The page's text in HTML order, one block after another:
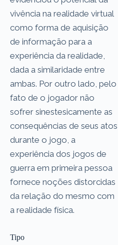
vivência na realidade virtual
como forma de aquisição
de informação para a
experiência da realidade,
dada a similaridade entre
ambas. Por outro lado, pelo
fato de o jogador não
sofrer sinestesicamente as
consequências de seus atos
durante o jogo, a
experiência dos jogos de
guerra em primeira pessoa
fornece noções distorcidas
da relação do mesmo com
a realidade física.
Tipo